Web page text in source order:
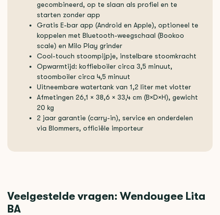
gecombineerd, op te slaan als profiel en te
starten zonder app
Gratis E-bar app (Android en Apple), optioneel te
koppelen met Bluetooth-weegschaal (Bookoo
scale) en Milo Play grinder
Cool-touch stoompijpje, instelbare stoomkracht
Opwarmtijd: koffieboiler circa 3,5 minuut,
stoomboiler circa 4,5 minuut
Uitneembare watertank van 1,2 liter met vlotter
Afmetingen 26,1 × 38,6 × 33,4 cm (B×D×H), gewicht
20 kg
2 jaar garantie (carry-in), service en onderdelen
via Blommers, officiële importeur
Veelgestelde vragen: Wendougee Lita
BA